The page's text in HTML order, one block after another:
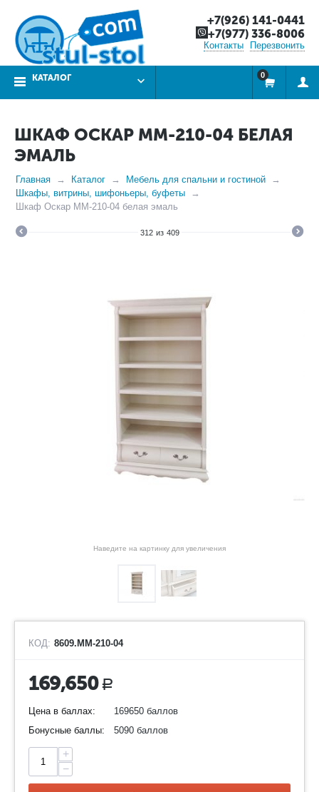
+7(926) 141-0441
+7(977) 336-8006
Контакты Перезвонить
КАТАЛОГ 0
ШКАФ ОСКАР ММ-210-04 БЕЛАЯ
ЭМАЛЬ
Главная Каталог
Мебель для спальни и гостиной
Шкафы, витрины, шифоньеры, буфеты
Шкаф Оскар ММ-210-04 белая эмаль
312 из 409
Наведите на картинку для увеличения
КОД: 8609.ММ-210-04
169,650 Р
Цена в баллах:
169650 баллов
Бонусные баллы:
5090 баллов
+
−